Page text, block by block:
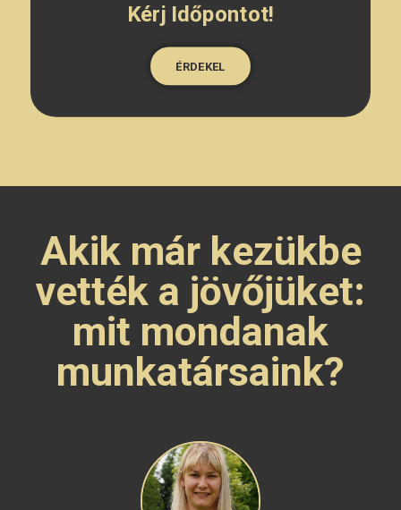
Kérj Időpontot!
ÉRDEKEL
Akik már kezükbe
vették a jövőjüket:
mit mondanak
munkatársaink?